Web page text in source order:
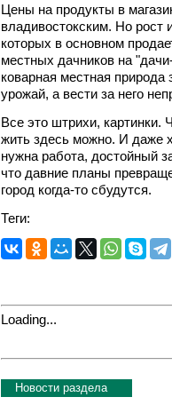
Цены на продукты в
владивостокским. Но рост
которых в основном
местных дачников на
коварная местная природа
урожай, а вести за него
Все это штрихи, картинки.
жить здесь можно. И даже
нужна работа, достойный
что давние планы
город когда-то сбудутся.
Теги:
Loading...
Новости раздела